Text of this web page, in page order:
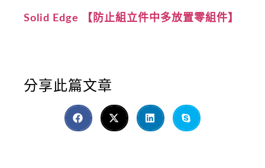
Solid Edge 【防止組立件中多放置零組件】
分享此篇文章